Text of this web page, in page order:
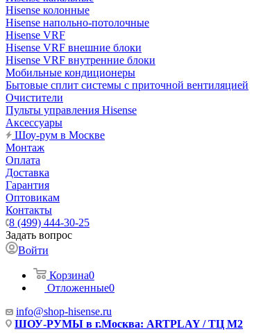
Hisense колонные
Hisense напольно-потолочные
Hisense VRF
Hisense VRF внешние блоки
Hisense VRF внутренние блоки
Мобильные кондиционеры
Бытовые сплит системы с приточной вентиляцией
Очистители
Пульты управления Hisense
Аксессуары
Шоу-рум в Москве
Монтаж
Оплата
Доставка
Гарантия
Оптовикам
Контакты
8 (499) 444-30-25
Задать вопрос
Войти
Корзина0
Отложенные0
info@shop-hisense.ru
ШОУ-РУМЫ в г.Москва: ARTPLAY / ТЦ М2